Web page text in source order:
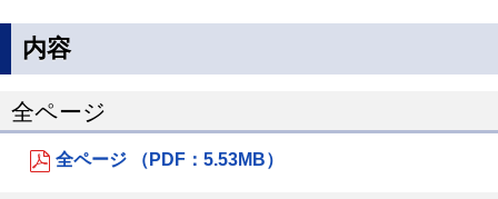
内容
全ページ
全ページ （PDF：5.53MB）